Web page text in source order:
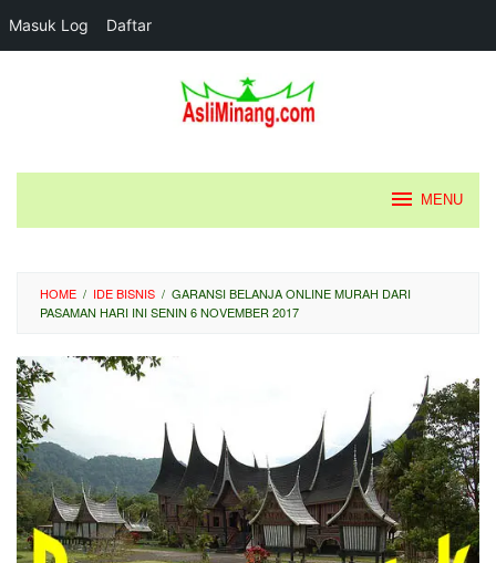
Masuk Log Daftar
MENU
HOME / IDE BISNIS / GARANSI BELANJA ONLINE MURAH DARI
PASAMAN HARI INI SENIN 6 NOVEMBER 2017